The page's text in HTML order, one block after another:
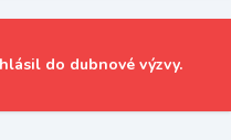
do dubnové výzvy.